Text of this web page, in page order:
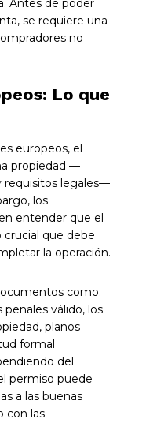
Antes de poder
se requiere una
no
Lo que
europeos, el
propiedad —
requisitos legales—
los
entender que el
que debe
la operación.
como:
válido, los
planos
formal
del
permiso puede
a las buenas
con las